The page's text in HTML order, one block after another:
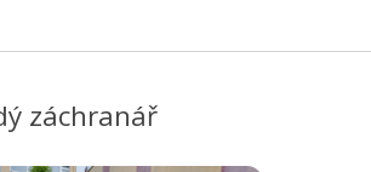
záchranář